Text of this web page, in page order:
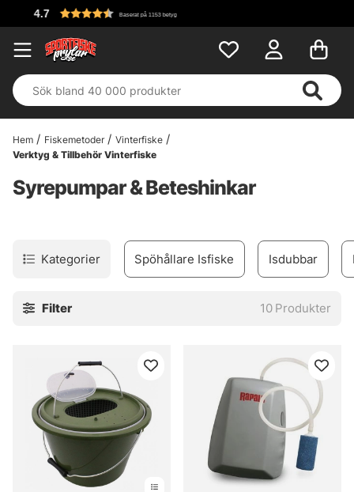
Baserat på 1153 betyg
Hem Fiskemetoder
Vinterfiske
Verktyg & Tillbehör Vinterfiske
Syrepumpar & Beteshinkar
Kategorier Spöhållare Isfiske Isdubbar
Filter 10 Produkter